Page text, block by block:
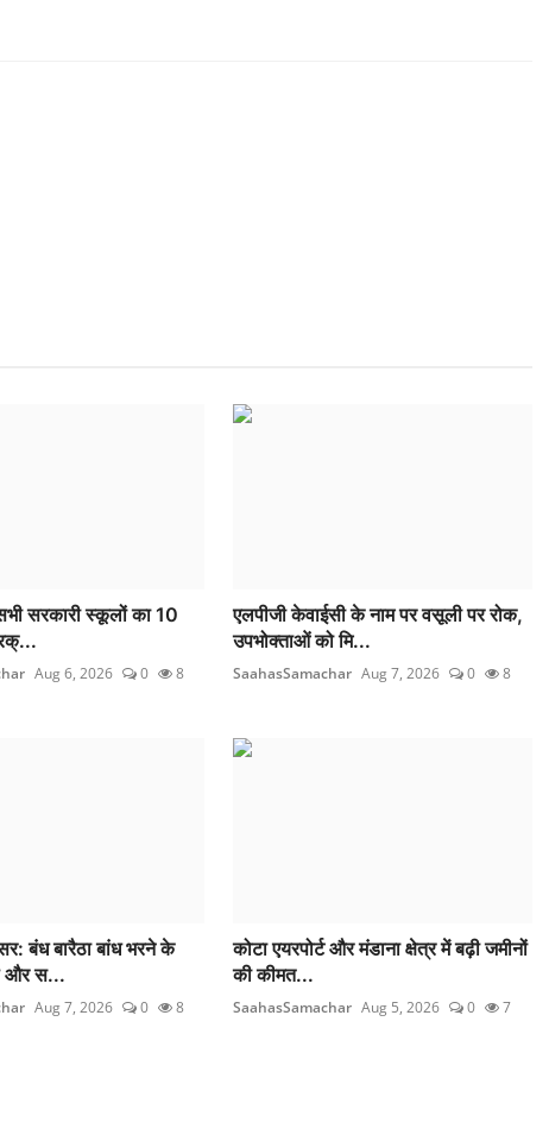
सरकारी स्कूलों का 10
Aug 6, 2026 0 8
एलपीजी केवाईसी के नाम पर वसूली पर रोक,
उपभोक्ताओं को मि...
SaahasSamachar Aug 7, 2026 0 8
बंध बारैठा बांध भरने के
और स...
Aug 7, 2026 0 8
कोटा एयरपोर्ट और मंडाना क्षेत्र में बढ़ी जमीनों
की कीमत...
SaahasSamachar Aug 5, 2026 0 7